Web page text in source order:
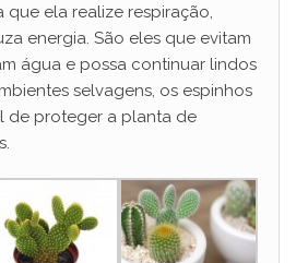
que ela realize respiração,
energia. São eles que evitam
água e possa continuar lindos
selvagens, os espinhos
de proteger a planta de